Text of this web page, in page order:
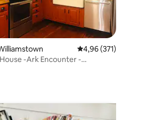
от 5, 127 отзива
Средна оценка: 4,96
4,96 (371)
-Ark Encounter -